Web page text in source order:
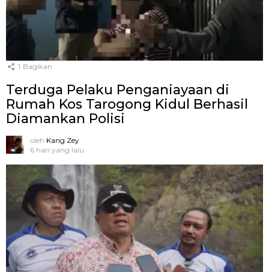
1 Bagikan
Terduga Pelaku Penganiayaan di
Rumah Kos Tarogong Kidul Berhasil
Diamankan Polisi
oleh Kang Zey
6 hari yang lalu